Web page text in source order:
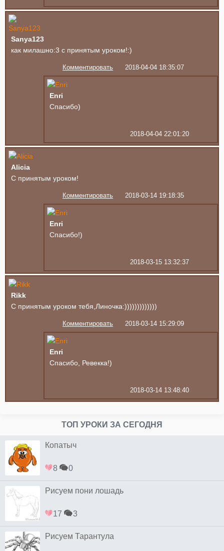
Sanya123
как милашно:3 с принятым уроком!:)
Комментировать 2018-04-04 18:35:07
Enri
Спасибо)
2018-04-04 22:01:20
Alicia
С принятым уроком!
Комментировать 2018-03-14 19:18:35
Enri
Спасибо!)
2018-03-15 13:32:37
Rikk
С принятым уроком тебя,Линочка:)))))))))))))
Комментировать 2018-03-14 15:29:09
Enri
Спасибо, Ревекка!)
2018-03-14 13:48:40
ТОП УРОКИ ЗА СЕГОДНЯ
Копатыч
8 0
Рисуем пони лошадь
17 3
Рисуем Тарантула